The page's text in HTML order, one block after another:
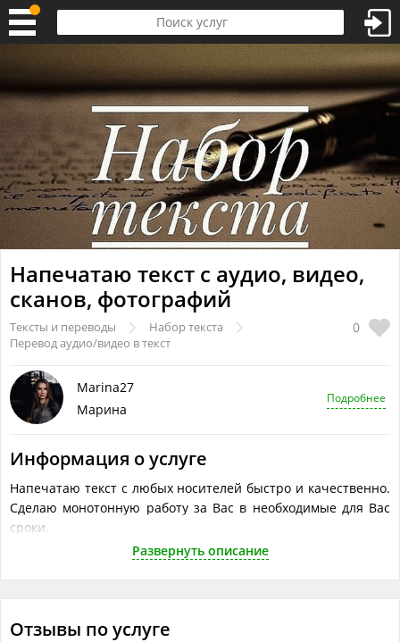
Напечатаю текст с аудио, видео,
сканов, фотографий
0
Тексты и переводы
Набор текста
Перевод аудио/видео в текст
Marina27
Марина
Подробнее
Информация о услуге
Напечатаю текст с любых носителей быстро и качественно.
Сделаю монотонную работу за Вас в необходимые для Вас
сроки.
Что понадобится исполнителю
Развернуть описание
Отзывы по услуге